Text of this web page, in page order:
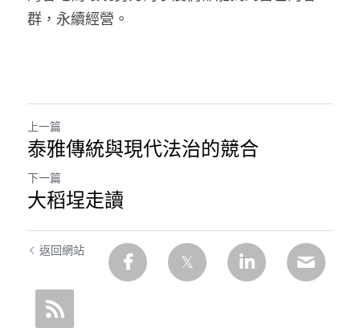
群，永續經營。
上一篇
泰雅傳統與現代法治的競合
下一篇
大稻埕走讀
返回網站